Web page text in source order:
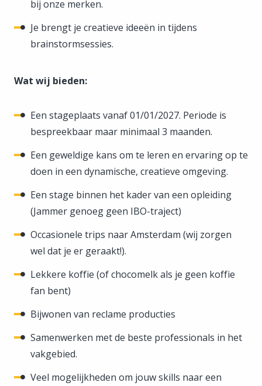
bij onze merken.
Je brengt je creatieve ideeën in tijdens
brainstormsessies.
Wat wij bieden:
Een stageplaats vanaf 01/01/2027. Periode is
bespreekbaar maar minimaal 3 maanden.
Een geweldige kans om te leren en ervaring op te
doen in een dynamische, creatieve omgeving.
Een stage binnen het kader van een opleiding
(Jammer genoeg geen IBO-traject)
Occasionele trips naar Amsterdam (wij zorgen
wel dat je er geraakt!).
Lekkere koffie (of chocomelk als je geen koffie
fan bent)
Bijwonen van reclame producties
Samenwerken met de beste professionals in het
vakgebied.
Veel mogelijkheden om jouw skills naar een